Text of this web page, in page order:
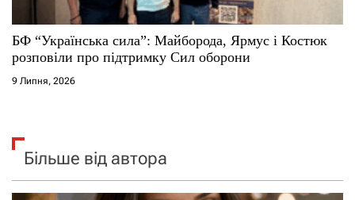
БФ “Українська сила”: Майборода, Ярмус і Костюк
розповіли про підтримку Сил оборони
9 Липня, 2026
Більше від автора